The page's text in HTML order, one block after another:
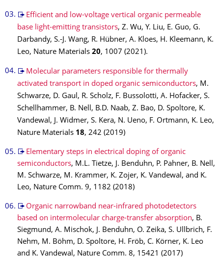
Efficient and low-voltage vertical organic permeable
base light-emitting transistors, Z. Wu, Y. Liu, E. Guo, G.
Darbandy, S.-J. Wang, R. Hübner, A. Kloes, H. Kleemann, K.
Leo, Nature Materials 20, 1007 (2021).
Molecular parameters responsible for thermally
activated transport in doped organic semiconductors, M.
Schwarze, D. Gaul, R. Scholz, F. Bussolotti, A. Hofacker, S.
Schellhammer, B. Nell, B.D. Naab, Z. Bao, D. Spoltore, K.
Vandewal, J. Widmer, S. Kera, N. Ueno, F. Ortmann, K. Leo,
Nature Materials 18, 242 (2019)
Elementary steps in electrical doping of organic
semiconductors, M.L. Tietze, J. Benduhn, P. Pahner, B. Nell,
M. Schwarze, M. Krammer, K. Zojer, K. Vandewal, and K.
Leo, Nature Comm. 9, 1182 (2018)
Organic narrowband near-infrared photodetectors
based on intermolecular charge-transfer absorption, B.
Siegmund, A. Mischok, J. Benduhn, O. Zeika, S. Ullbrich, F.
Nehm, M. Böhm, D. Spoltore, H. Fröb, C. Körner, K. Leo
and K. Vandewal, Nature Comm. 8, 15421 (2017)